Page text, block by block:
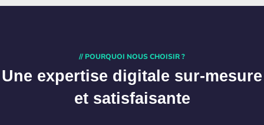
// POURQUOI NOUS CHOISIR ?
Une expertise digitale sur-mesure
et satisfaisante